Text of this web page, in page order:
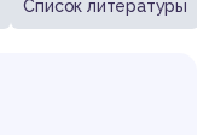
Список литературы